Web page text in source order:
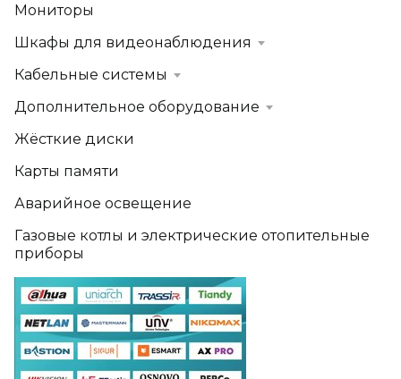
Мониторы
Шкафы для видеонаблюдения
Кабельные системы
Дополнительное оборудование
Жёсткие диски
Карты памяти
Аварийное освещение
Газовые котлы и электрические отопительные
приборы